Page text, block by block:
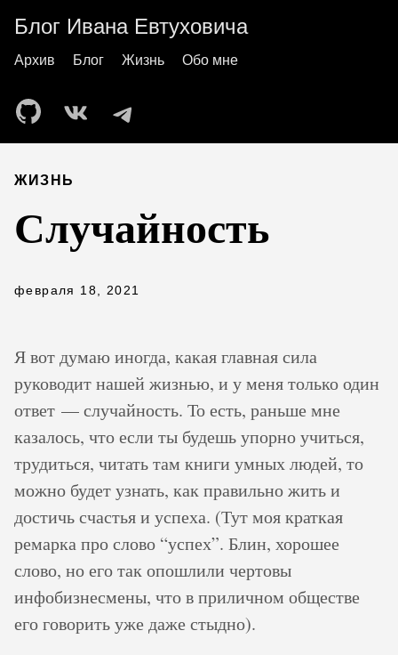
Блог Ивана Евтуховича
Архив Блог Жизнь Обо мне
ЖИЗНЬ
Случайность
февраля 18, 2021
Я вот думаю иногда, какая главная сила
руководит нашей жизнью, и у меня только один
ответ — случайность. То есть, раньше мне
казалось, что если ты будешь упорно учиться,
трудиться, читать там книги умных людей, то
можно будет узнать, как правильно жить и
достичь счастья и успеха. (Тут моя краткая
ремарка про слово “успех”. Блин, хорошее
слово, но его так опошлили чертовы
инфобизнесмены, что в приличном обществе
его говорить уже даже стыдно).